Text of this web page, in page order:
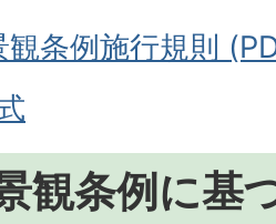
観条例施行規則
観条例に基